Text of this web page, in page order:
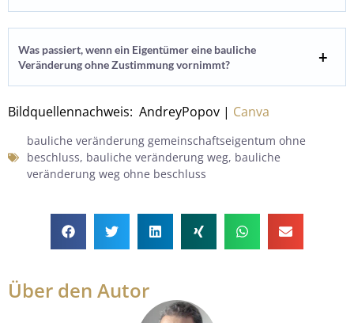
Was passiert, wenn ein Eigentümer eine bauliche
Veränderung ohne Zustimmung vornimmt?
Bildquellennachweis: AndreyPopov | Canva
bauliche veränderung gemeinschaftseigentum ohne
beschluss, bauliche veränderung weg, bauliche
veränderung weg ohne beschluss
Über den Autor